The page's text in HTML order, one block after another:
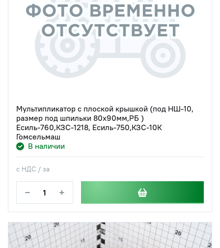
Мультипликатор с плоской крышкой (под НШ-10,
размер под шпильки 80х90мм,РБ )
Есиль-760,КЗС-1218, Есиль-750,КЗС-10К
Гомсельмаш
В наличии
с НДС / за
− +